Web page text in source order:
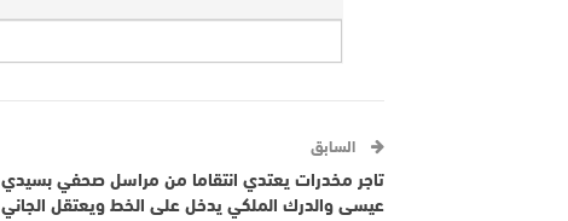
السابق
تاجر مخدرات يعتدي انتقاما من مراسل صحفي بسيدي
عيسى والدرك الملكي يدخل على الخط ويعتقل الجاني